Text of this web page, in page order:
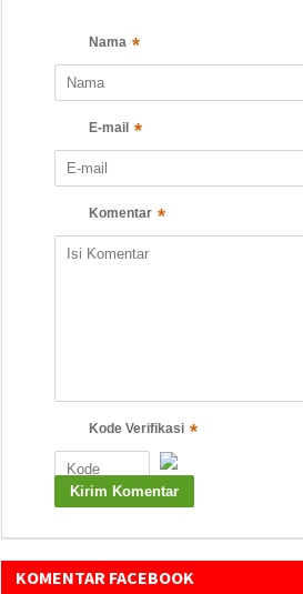
Nama *
E-mail *
Komentar *
Kode Verifikasi *
KOMENTAR FACEBOOK